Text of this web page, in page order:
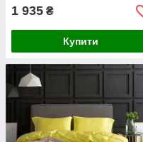
1 935 ₴
Купити